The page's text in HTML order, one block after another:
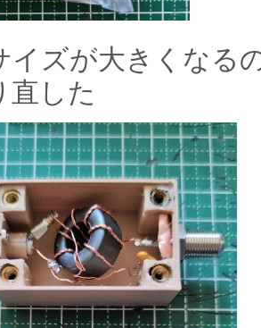
イズが大きくなる
直した